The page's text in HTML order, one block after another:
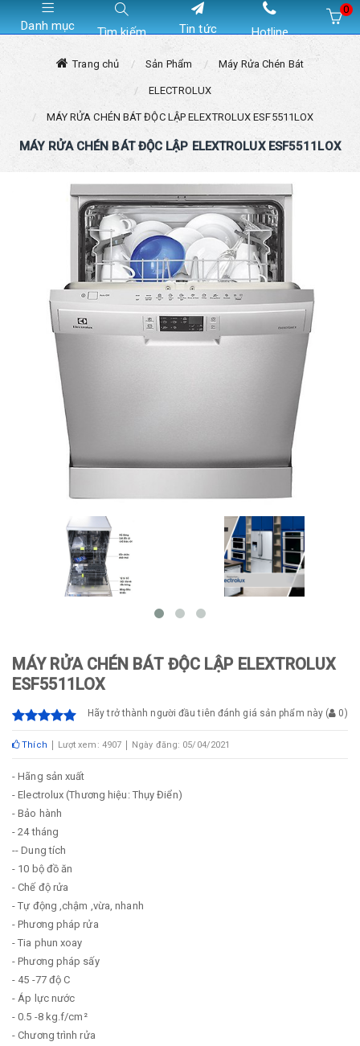
Danh mục Tìm kiếm Tin tức Hotline
0
Trang chủ Sản Phẩm Máy Rửa Chén Bát
ELECTROLUX
MÁY RỬA CHÉN BÁT ĐỘC LẬP ELEXTROLUX ESF5511LOX
MÁY RỬA CHÉN BÁT ĐỘC LẬP ELEXTROLUX ESF5511LOX
MÁY RỬA CHÉN BÁT ĐỘC LẬP ELEXTROLUX
ESF5511LOX
Hãy trở thành người đầu tiên đánh giá sản phẩm này ( 0)
Thích Lượt xem: 4907 Ngày đăng: 05/04/2021
- Hãng sản xuất
- Electrolux (Thương hiệu: Thụy Điển)
- Bảo hành
- 24 tháng
-- Dung tích
- 10 bộ đồ ăn
- Chế độ rửa
- Tự động ,chậm ,vừa, nhanh
- Phương pháp rửa
- Tia phun xoay
- Phương pháp sấy
- 45 -77 độ C
- Áp lực nước
- 0.5 -8 kg.f/cm²
- Chương trình rửa